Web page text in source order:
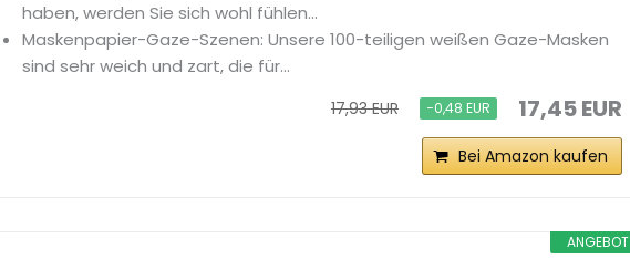
haben, werden Sie sich wohl fühlen...
Maskenpapier-Gaze-Szenen: Unsere 100-teiligen weißen Gaze-Masken
sind sehr weich und zart, die für...
17,93 EUR −0,48 EUR 17,45 EUR
Bei Amazon kaufen
ANGEBOT